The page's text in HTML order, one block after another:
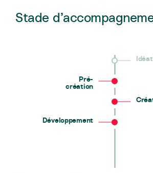
Stade
Pré-
création
Développement